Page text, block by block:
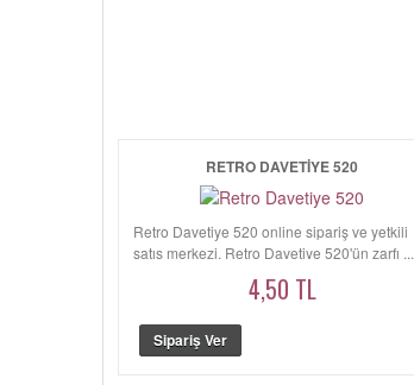
RETRO DAVETIYE 520
Retro Davetiye 520 online sipariş ve yetkili
satış merkezi. Retro Davetiye 520'ün zarfı ...
4,50 TL